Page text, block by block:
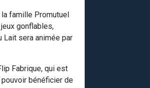
famille Promutuel
gonflables,
sera animée par
Fabrique, qui est
bénéficier de